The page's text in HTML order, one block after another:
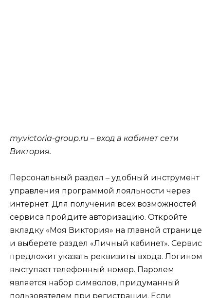
my.victoria-group.ru – вход в кабинет сети
Виктория.
Персональный раздел – удобный инструмент
управления программой лояльности через
интернет. Для получения всех возможностей
сервиса пройдите авторизацию. Откройте
вкладку «Моя Виктория» на главной странице
и выберете раздел «Личный кабинет». Сервис
предложит указать реквизиты входа. Логином
выступает телефонный номер. Паролем
является набор символов, придуманный
пользователем при регистрации. Если